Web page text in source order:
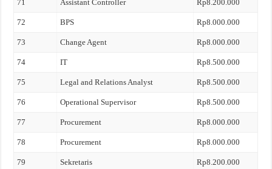
71 Assistant Controller Rp8.200.000
72 BPS Rp8.000.000
73 Change Agent Rp8.000.000
74 IT Rp8.500.000
75 Legal and Relations Analyst Rp8.500.000
76 Operational Supervisor Rp8.500.000
77 Procurement Rp8.000.000
78 Procurement Rp8.000.000
79 Sekretaris Rp8.200.000